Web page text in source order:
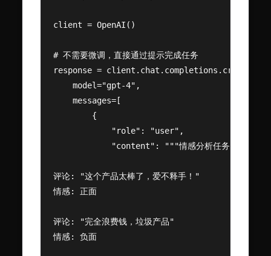
client = OpenAI()
# 不需要微调，直接通过提示完成任务
response = client.chat.completions.create(
    model="gpt-4",
    messages=[
        {
            "role": "user",
"content": """情感分析任务。请判断
评论: "这个产品太棒了，爱不释手！"
情感: 正面
评论: "完全浪费钱，垃圾产品"
情感: 负面